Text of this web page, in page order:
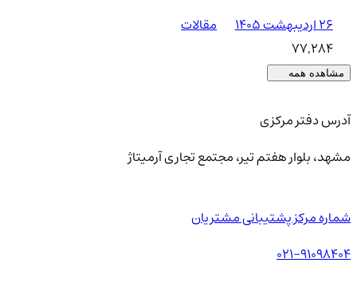
۲۶ اردیبهشت ۱۴۰۵
مقالات
77,284
مشاهده همه
آدرس دفتر مرکزی
مشهد، بلوار هفتم تیر، مجتمع تجاری آرمیتاژ
شماره مرکز پشتیبانی مشتریان
021-91098404